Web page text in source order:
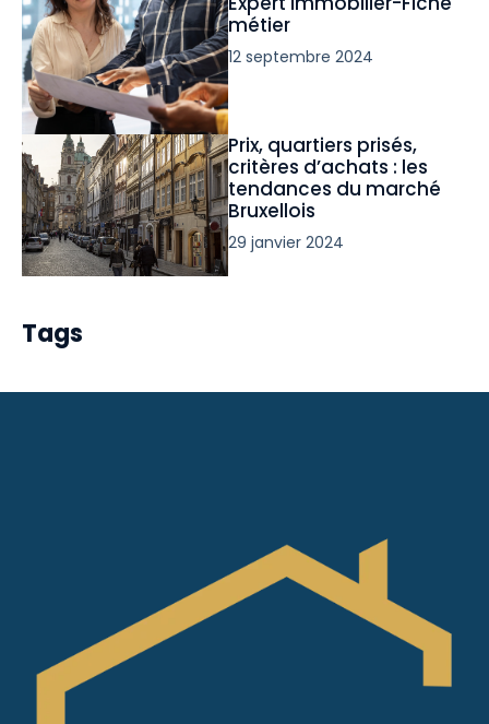
métier
12 septembre 2024
Prix, quartiers prisés,
critères d’achats : les
tendances du marché
Bruxellois
29 janvier 2024
Tags